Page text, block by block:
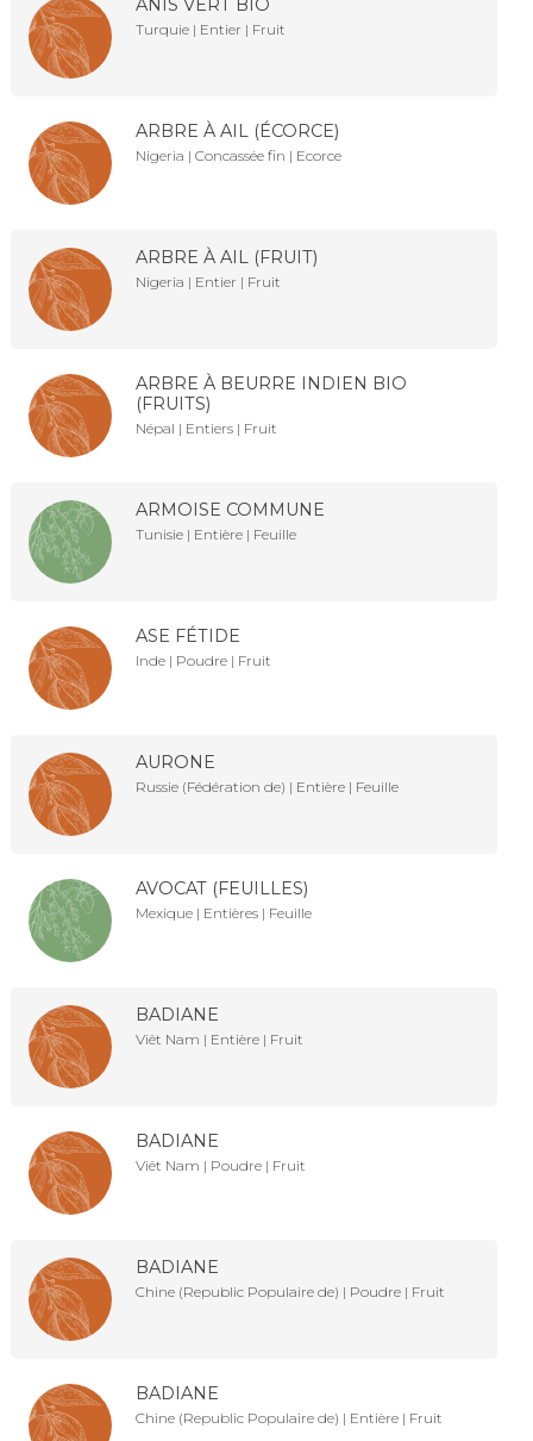
ANIS VERT BIO
Turquie | Entier | Fruit
ARBRE À AIL (ÉCORCE)
Nigeria | Concassée fin | Ecorce
ARBRE À AIL (FRUIT)
Nigeria | Entier | Fruit
ARBRE À BEURRE INDIEN BIO
(FRUITS)
Népal | Entiers | Fruit
ARMOISE COMMUNE
Tunisie | Entière | Feuille
ASE FÉTIDE
Inde | Poudre | Fruit
AURONE
Russie (Fédération de) | Entière | Feuille
AVOCAT (FEUILLES)
Mexique | Entières | Feuille
BADIANE
Viêt Nam | Entière | Fruit
BADIANE
Viêt Nam | Poudre | Fruit
BADIANE
Chine (Republic Populaire de) | Poudre | Fruit
BADIANE
Chine (Republic Populaire de) | Entière | Fruit